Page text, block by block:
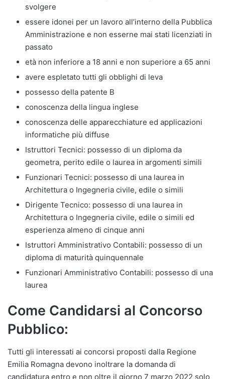
svolgere
essere idonei per un lavoro all’interno della Pubblica
Amministrazione e non esserne mai stati licenziati in
passato
età non inferiore a 18 anni e non superiore a 65 anni
avere espletato tutti gli obblighi di leva
possesso della patente B
conoscenza della lingua inglese
conoscenza delle apparecchiature ed applicazioni
informatiche più diffuse
Istruttori Tecnici: possesso di un diploma da
geometra, perito edile o laurea in argomenti simili
Funzionari Tecnici: possesso di una laurea in
Architettura o Ingegneria civile, edile o simili
Dirigente Tecnico: possesso di una laurea in
Architettura o Ingegneria civile, edile o simili ed
esperienza almeno di cinque anni
Istruttori Amministrativo Contabili: possesso di un
diploma di maturità quinquennale
Funzionari Amministrativo Contabili: possesso di una
laurea
Come Candidarsi al Concorso
Pubblico:
Tutti gli interessati ai concorsi proposti dalla Regione
Emilia Romagna devono inoltrare la domanda di
candidatura entro e non oltre il giorno 7 marzo 2022 solo